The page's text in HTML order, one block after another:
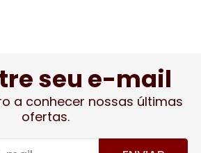
seu e-mail
a conhecer nossas últimas
ofertas.